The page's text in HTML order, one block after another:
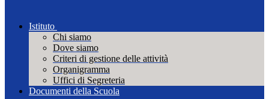
Istituto
Chi siamo
Dove siamo
Criteri di gestione delle attività
Organigramma
Uffici di Segreteria
Documenti della Scuola